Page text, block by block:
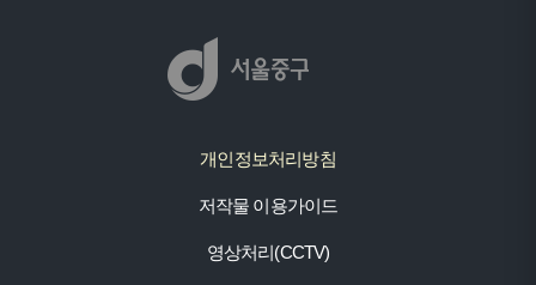
개인정보처리방침
저작물 이용가이드
영상처리(CCTV)